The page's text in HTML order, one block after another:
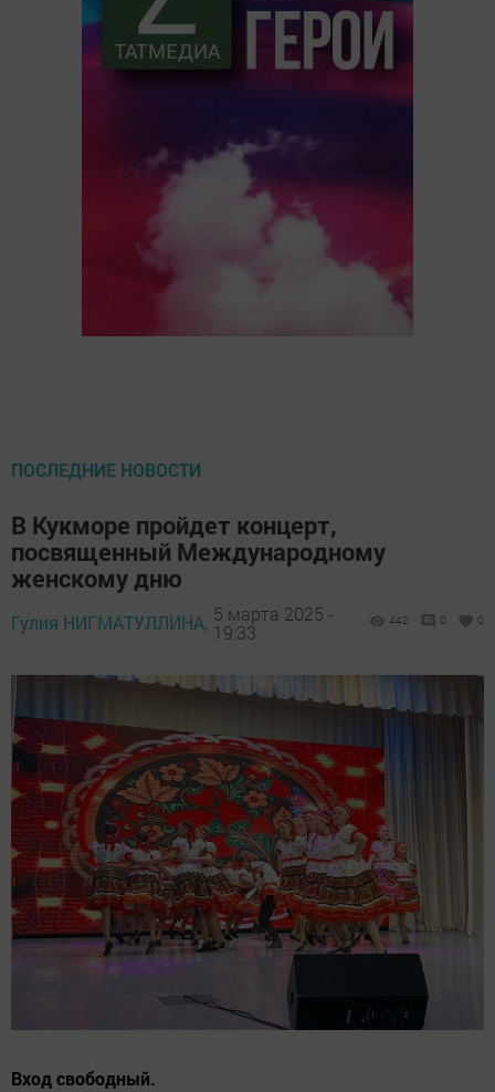
ПОСЛЕДНИЕ НОВОСТИ
В Кукморе пройдет концерт,
посвященный Международному
женскому дню
Гулия НИГМАТУЛЛИНА, 5 марта 2025 -
19:33
442 0 0
Вход свободный.